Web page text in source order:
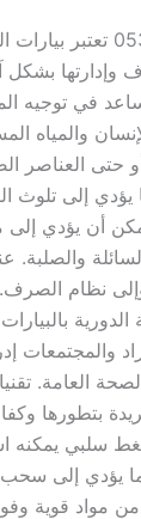
وايت شفط بيارات
وإدارتها
في توجيه
والمياه
حتى العناصر
إلى تلوث
أن يؤدي
والصلبة.
نظام
الدورية
والمجتمعات
العامة.
بتطورها
سلبي يمكنه
يؤدي إلى سحب
قوية